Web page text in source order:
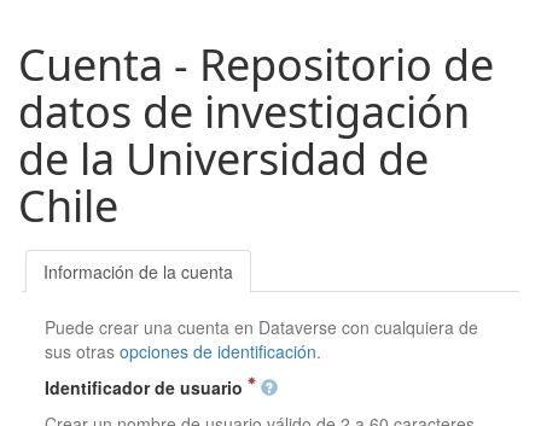
Cuenta - Repositorio de
datos de investigación
de la Universidad de
Chile
Información de la cuenta
Puede crear una cuenta en Dataverse con cualquiera de
sus otrasopciones de identificación.
Identificador de usuario